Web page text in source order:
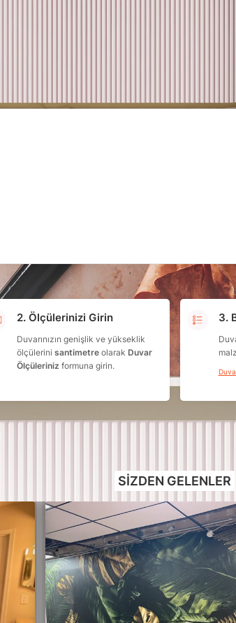
2. Ölçülerinizi Girin
Duvarınızın genişlik ve yükseklik
ölçülerini santimetreolarak Duvar
Ölçüleriniz formuna girin.
3.
SIZDEN GELENLER